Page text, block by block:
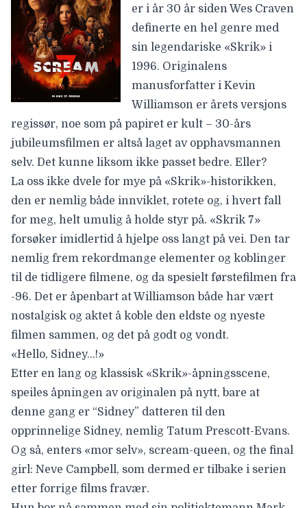
er i år 30 år siden Wes Craven
definerte en hel genre med
sin legendariske «Skrik» i
1996. Originalens
manusforfatter i Kevin
Williamson er årets versjons
regissør, noe som på papiret er kult – 30-års
jubileumsfilmen er altså laget av opphavsmannen
selv. Det kunne liksom ikke passet bedre. Eller?
La oss ikke dvele for mye på «Skrik»-historikken,
den er nemlig både innviklet, rotete og, i hvert fall
for meg, helt umulig å holde styr på. «Skrik 7»
forsøker imidlertid å hjelpe oss langt på vei. Den tar
nemlig frem rekordmange elementer og koblinger
til de tidligere filmene, og da spesielt førstefilmen fra
-96. Det er åpenbart at Williamson både har vært
nostalgisk og aktet å koble den eldste og nyeste
filmen sammen, og det på godt og vondt.
«Hello, Sidney…!»
Etter en lang og klassisk «Skrik»-åpningsscene,
speiles åpningen av originalen på nytt, bare at
denne gang er “Sidney” datteren til den
opprinnelige Sidney, nemlig Tatum Prescott-Evans.
Og så, enters «mor selv», scream-queen, og the final
girl: Neve Campbell, som dermed er tilbake i serien
etter forrige films fravær.